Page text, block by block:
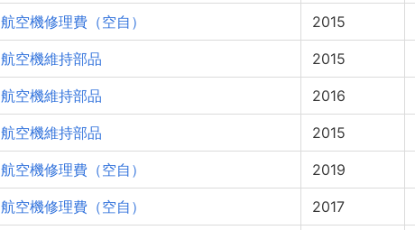
航空機修理費（空自） 2015
航空機維持部品 2015
航空機維持部品 2016
航空機維持部品 2015
航空機修理費（空自） 2019
航空機修理費（空自） 2017